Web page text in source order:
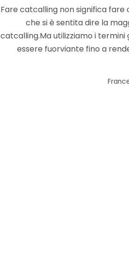
Fare catcalling non significa fare
che si è sentita dire la
catcalling.Ma utilizziamo i
essere fuorviante fino a
by